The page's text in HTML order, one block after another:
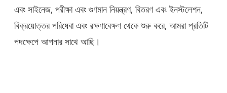
এবং সাইনেজ, পরীক্ষা এবং গুণমান নিয়ন্ত্রণ, বিতরণ এবং ইনস্টলেশন,
বিক্রয়োত্তর পরিষেবা এবং রক্ষণাবেক্ষণ থেকে শুরু করে, আমরা প্রতিটি
পদক্ষেপে আপনার সাথে আছি।